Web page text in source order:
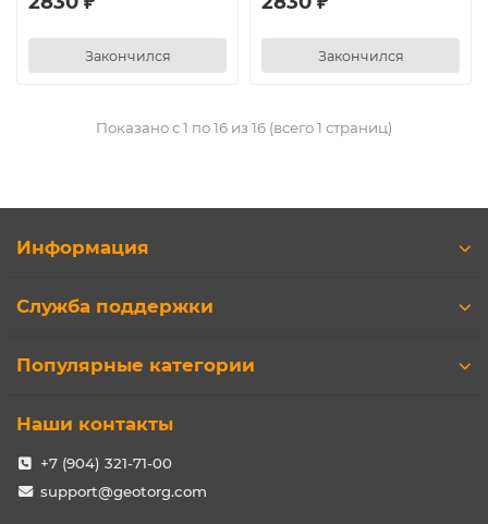
Закончился Закончился
Показано с 1 по 16 из 16 (всего 1 страниц)
Информация
Служба поддержки
Популярные категории
Наши контакты
+7 (904) 321-71-00
support@geotorg.com